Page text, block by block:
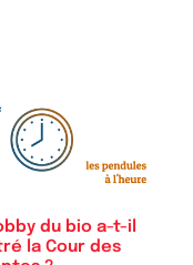
du bio a-t-il
la Cour des